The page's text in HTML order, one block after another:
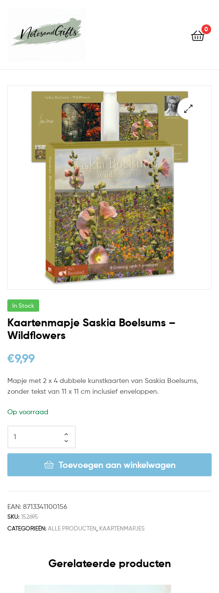
0
In Stock
Kaartenmapje Saskia Boelsums –
Wildflowers
€9,99
Mapje met 2 x 4 dubbele kunstkaarten van Saskia Boelsums,
zonder tekst van 11 x 11 cm inclusief enveloppen.
Op voorraad
Toevoegen aan winkelwagen
EAN: 8713341100156
SKU: 152695
CATEGORIEËN: ALLE PRODUCTEN KAARTENMAPJES
Gerelateerde producten